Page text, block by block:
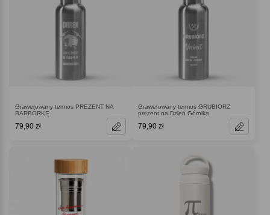
Grawerowany termos PREZENT NA
BARBÓRKĘ
79,90 zł
Grawerowany termos GRUBIORZ
prezent na Dzień Górnika
79,90 zł